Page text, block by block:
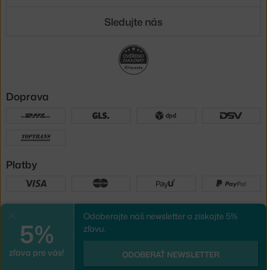
5%
zľava pre vás!
Odoberajte náš newsletter a získajte 5%
zľavu.
ODOBERAŤ NEWSLETTER
Sledujte nás
Doprava
Platby
Sme tu pre vás
e-shop na mieruod